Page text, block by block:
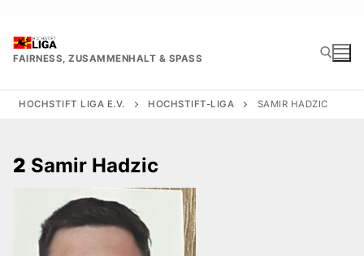
springen
FAIRNESS, ZUSAMMENHALT & SPASS
HOCHSTIFT LIGA E.V. HOCHSTIFT-LIGA SAMIR HADZIC
2 Samir Hadzic